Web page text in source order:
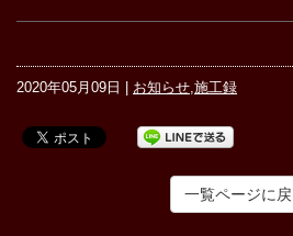
2020年05月09日 | お知らせ,施工録
一覧ページに戻